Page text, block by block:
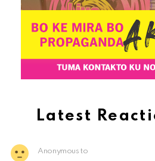
Latest
Anonymous to